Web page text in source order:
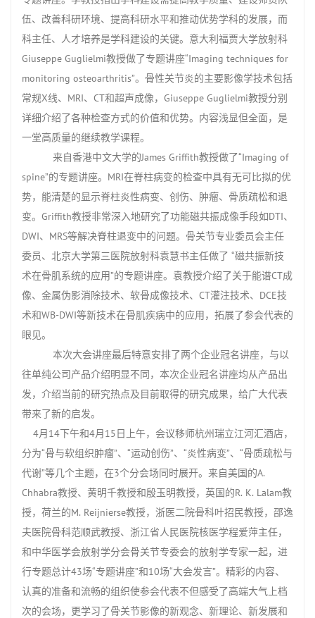
伍、改善科研环境、提高科研水平和推动优势学科的发展，而
科主任、人才培养是学科建设的关键。意大利福贾大学放射科
Giuseppe Guglielmi教授做了专题讲座“Imaging techniques for
monitoring osteoarthritis”。骨性关节炎的主要影像学技术包括
常规X线、 MRI、 CT和超声成像， Giuseppe Guglielmi教授分别
详细介绍了各种检查方式的价值和优势。内容浅显但全面，是
一堂高质量的继续教学课程。
来自香港中文大学的James Griffith教授做了“Imaging of
spine”的专题讲座。 MRI在脊柱病变的检查中具有无可比拟的优
势，能清楚的显示脊柱炎性病变、创伤、肿瘤、骨质疏松和退
变。 Griffith教授非常深入地研究了功能磁共振成像手段如DTI、
DWI、 MRS等解决脊柱退变中的问题。骨关节专业委员会主任
委员、北京大学第三医院放射科袁慧书主任做了 “磁共振新技
术在骨肌系统的应用”的专题讲座。袁教授介绍了关于能谱CT成
像、金属伪影消除技术、软骨成像技术、 CT灌注技术、 DCE技
术和WB-DWI等新技术在骨肌疾病中的应用，拓展了参会代表的
眼见。
本次大会讲座最后特意安排了两个企业冠名讲座，与以
往单纯公司产品介绍明显不同，本次企业冠名讲座均从产品出
发，介绍当前的研究热点及目前取得的研究成果，给广大代表
带来了新的启发。
4月 14下午和4月 15 日上午，会议移师杭州瑞立江河汇酒店，
分为“骨与软组织肿瘤”、“运动创伤”、“炎性病变”、“骨质疏松与
代谢”等几个主题，在3个分会场同时展开。来自美国的A.
Chhabra教授、黄明千教授和殷玉明教授，英国的R. K. Lalam教
授，荷兰的M. Reijnierse教授，浙医二院骨科叶招民教授，邵逸
夫医院骨科范顺武教授、浙江省人民医院核医学程爱萍主任，
和中华医学会放射学分会骨关节专委会的放射学专家一起，进
行专题总计43场“专题讲座”和10场“大会发言”。精彩的内容、
认真的准备和流畅的组织使参会代表不但感受了高端大气上档
次的会场，更学习了骨关节影像的新观念、新理论、新发展和